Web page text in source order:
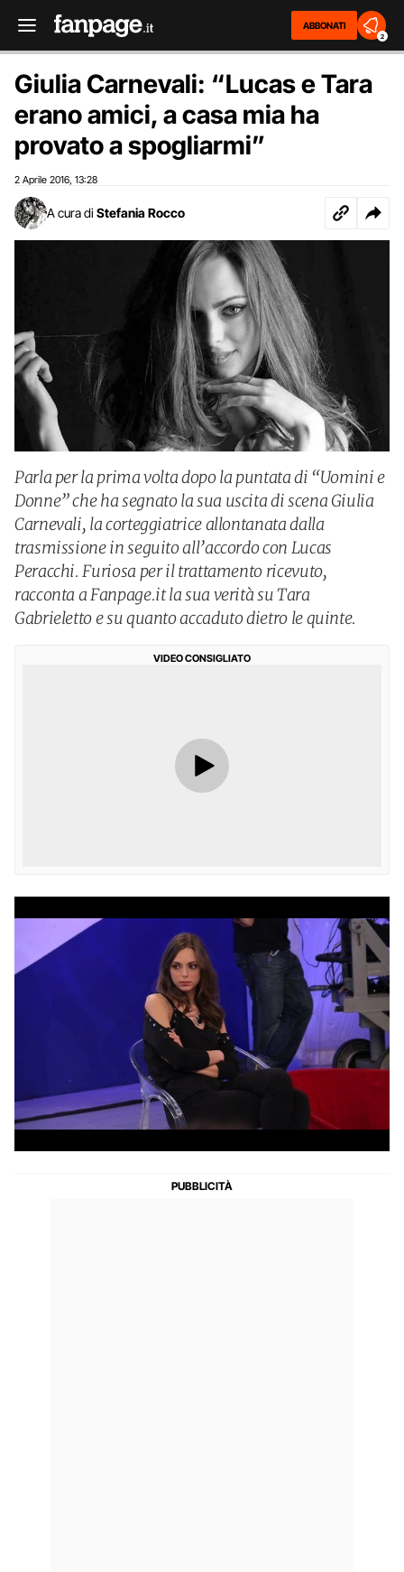
ABBONATI
2
Giulia Carnevali: “Lucas e Tara
erano amici, a casa mia ha
provato a spogliarmi”
2 Aprile 2016 13:28
A cura di Stefania Rocco
Parla per la prima volta dopo la puntata di “Uomini e
Donne” che ha segnato la sua uscita di scena Giulia
Carnevali, la corteggiatrice allontanata dalla
trasmissione in seguito all’accordo con Lucas
Peracchi. Furiosa per il trattamento ricevuto,
racconta a Fanpage.it la sua verità su Tara
Gabrieletto e su quanto accaduto dietro le quinte.
VIDEO CONSIGLIATO